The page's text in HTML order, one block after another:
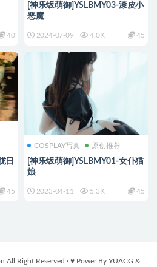
40
[神乐坂萌御]YSLBMY03-漆皮小
恶魔
2024-07-09 4.0K 45
日
45
COSPLAY写真 原创推荐
[神乐坂萌御]YSLBMY01-女仆猫
娘
2023-04-11 5.3K 45
Right Reserved · ♥ Power By YUACG &